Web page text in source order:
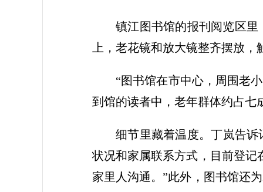
镇江图书馆的报刊阅览区
上，老花镜和放大镜整齐摆放，
“图书馆在市中心，周围老
到馆的读者中，老年群体约占七
细节里藏着温度。丁岚告
状况和家属联系方式，目前登记
家里人沟通。”此外，图书馆还